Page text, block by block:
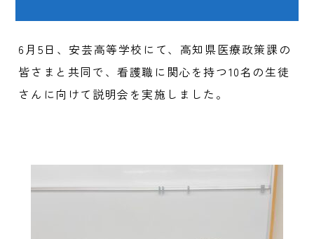
6月5日、安芸高等学校にて、高知県医療政策課の
皆さまと共同で、看護職に関心を持つ10名の生徒
さんに向けて説明会を実施しました。